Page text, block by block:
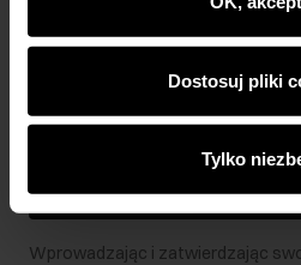
najnowszych promocjach w e-
partnerom społecznościowym,
analitycznym. Partnerzy mogą
podczas korzystania z ich
Dostosuj pliki
Tylko
Bądź na bieżąco z nowościami i
Zapisz
Wprowadzając i zatwierdzając